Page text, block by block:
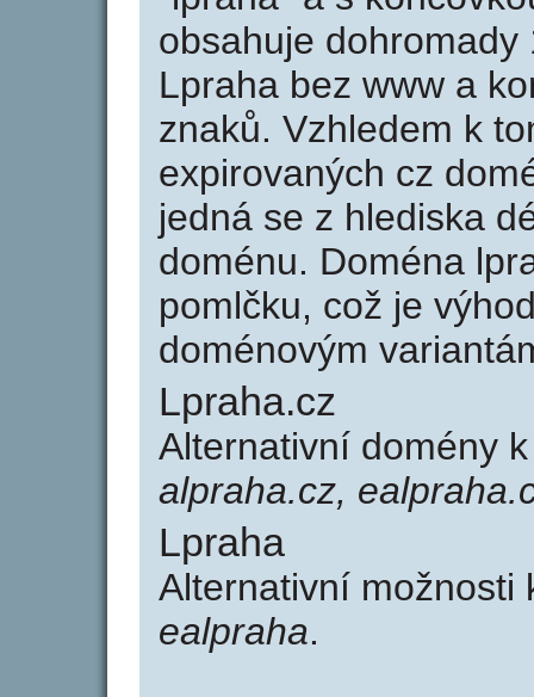
obsahuje
Lpraha bez www a
znaků. Vzhledem k
expirovaných cz
jedná se z hlediska
doménu. Doména
pomlčku, což je
doménovým
Lpraha.cz
Alternativní domény
alpraha.cz,
Lpraha
Alternativní
ealpraha.